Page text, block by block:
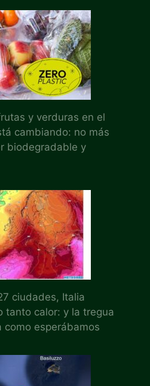
y verduras en el
cambiando: no más
biodegradable y
ciudades, Italia
tanto calor: y la tregua
como esperábamos